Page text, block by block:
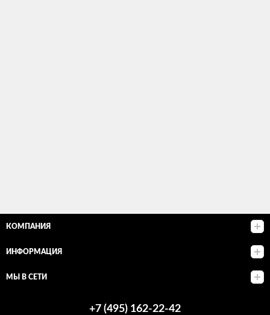
КОМПАНИЯ
ИНФОРМАЦИЯ
МЫ В СЕТИ
+7 (495) 162-22-42